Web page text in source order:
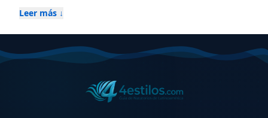
federados, escuelas de natación para niños y adultos,
centros con aqua gym, waterpolo y kinesiología
acuática. Compará horarios, ubicaciones, instalaciones
y servicios para elegir el natatorio ideal en
ya sea para entrenamiento competitivo, aprendizaje,
recreación o rehabilitación. Explorá zonas cercanas
Leer más ↓